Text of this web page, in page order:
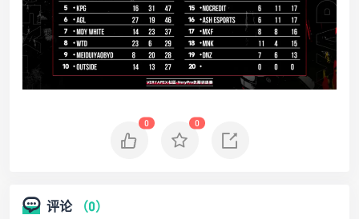
0 0
评论 （0）